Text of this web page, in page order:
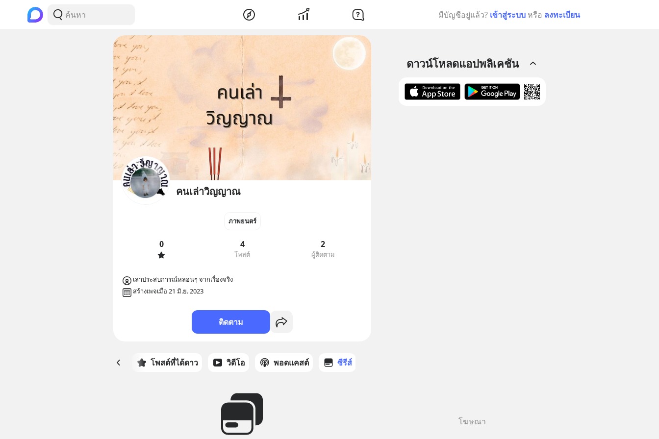
มีบัญชีอยู่แล้ว? เข้าสู่ระบบ หรือ ลงทะเบียน
คนเล่าวิญญาณ
ภาพยนตร์
0 4
โพสต์
2
ผู้ติดตาม
เล่าประสบการณ์หลอนๆ จากเรื่องจริง
สร้างเพจเมื่อ 21 มิ.ย. 2023
ติดตาม
หน้าหลัก โพสต์ที่ได้ดาว วิดีโอ พอดแคสต์ ซีรีส์
ดาวน์โหลดแอปพลิเคชัน
โฆษณา